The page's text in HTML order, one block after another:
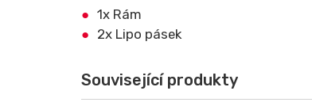
1x Rám
2x Lipo pásek
Související produkty